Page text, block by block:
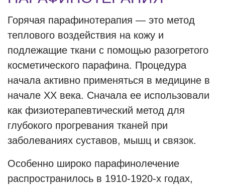
Горячая парафинотерапия — это метод
теплового воздействия на кожу и
подлежащие ткани с помощью разогретого
косметического парафина. Процедура
начала активно применяться в медицине в
начале XX века. Сначала ее использовали
как физиотерапевтический метод для
глубокого прогревания тканей при
заболеваниях суставов, мышц и связок.
Особенно широко парафинолечение
распространилось в 1910-1920-х годах,